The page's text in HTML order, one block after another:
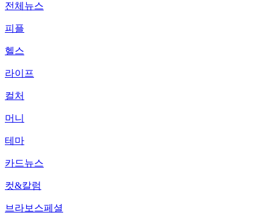
전체뉴스
피플
헬스
라이프
컬처
머니
테마
카드뉴스
컷&칼럼
브라보스페셜